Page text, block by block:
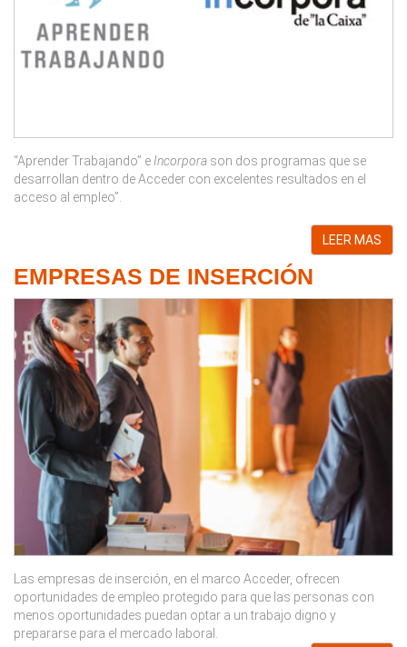
“Aprender Trabajando” e Incorpora son dos programas que se
desarrollan dentro de Acceder con excelentes resultados en el
acceso al empleo”.
LEER MAS
EMPRESAS DE INSERCIÓN
Las empresas de inserción, en el marco Acceder, ofrecen
oportunidades de empleo protegido para que las personas con
menos oportunidades puedan optar a un trabajo digno y
prepararse para el mercado laboral.